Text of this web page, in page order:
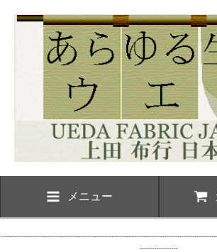
メニュー
------------------